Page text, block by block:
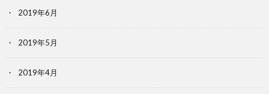
2019年6月
2019年5月
2019年4月